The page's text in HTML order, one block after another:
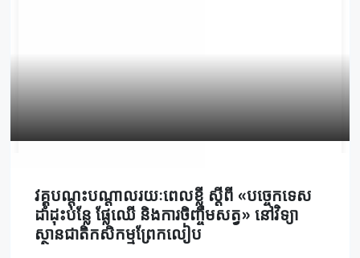
វគ្គបណ្តុះបណ្តាលរយៈពេលខ្លី ស្តីពី «បច្ចេកទេស
ដាំដុះបន្លែ ផ្លែឈើ និងការចិញ្ចឹមសត្វ» នៅវិទ្យា
ស្ថានជាតិកសិកម្មព្រែកលៀប